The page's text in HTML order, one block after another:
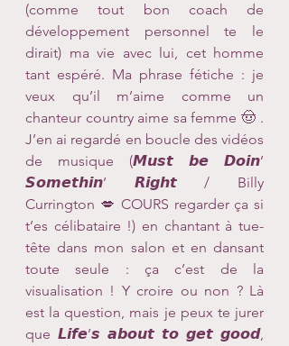
(comme tout bon coach de
développement personnel te le
dirait) ma vie avec lui, cet homme
tant espéré. Ma phrase fétiche : je
veux qu’il m’aime comme un
chanteur country aime sa femme 🤠 .
J’en ai regardé en boucle des vidéos
de musique (𝙈𝙪𝙨𝙩 𝙗𝙚 𝘿𝙤𝙞𝙣’
𝙎𝙤𝙢𝙚𝙩𝙝𝙞𝙣’ 𝙍𝙞𝙜𝙝𝙩 / Billy
Currington 💋 COURS regarder ça si
t’es célibataire !) en chantant à tue-
tête dans mon salon et en dansant
toute seule : ça c’est de la
visualisation ! Y croire ou non ? Là
est la question, mais je peux te jurer
que 𝙇𝙞𝙛𝙚’𝙨 𝙖𝙗𝙤𝙪𝙩 𝙩𝙤 𝙜𝙚𝙩 𝙜𝙤𝙤𝙙,